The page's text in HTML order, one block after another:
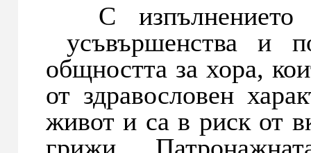
С изпълнението
усъвършенства и
общността за хора,
от здравословен
живот и са в риск от